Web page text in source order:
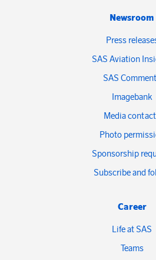
Newsroom
Press
SAS Aviation
SAS
Imagebank
Media
Photo
Sponsorship
Subscribe and
Career
Life at SAS
Teams